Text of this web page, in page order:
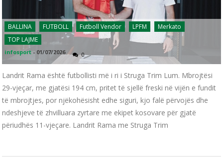
BALLINA FUTBOLL Futboll Vendor LPFM
Merkato
TOP LAJME
infosport - 01/07/2026 0
Landrit Rama është futbollisti më i ri i Struga Trim Lum. Mbrojtësi
29-vjeçar, me gjatësi 194 cm, pritet të sjellë freski në vijën e fundit
të mbrojtjes, por njëkohësisht edhe siguri, kjo falë përvojës dhe
ndeshjeve të zhvilluara zyrtare me ekipet kosovare për gjatë
përiudhës 11-vjeçare. Landrit Rama me Struga Trim